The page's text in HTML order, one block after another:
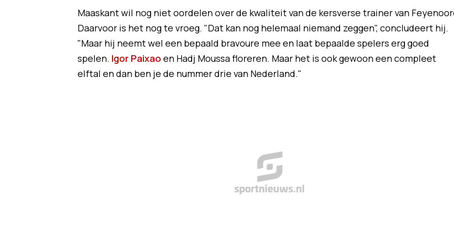
Maaskant wil nog niet oordelen over de kwaliteit van de kersverse trainer van
Daarvoor is het nog te vroeg. "Dat kan nog helemaal niemand zeggen", concludeert hij.
"Maar hij neemt wel een bepaald bravoure mee en laat bepaalde spelers erg goed
spelen. Igor Paixao en Hadj Moussa floreren. Maar het is ook gewoon een compleet
elftal en dan ben je de nummer drie van Nederland."